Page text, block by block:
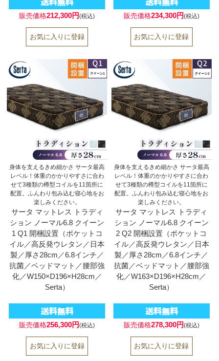
販売価格212,300円(税込) 販売価格234,300円(税込)
身体を支えるきめ細かさ サータ最高
レベル！体重のかかりやすさに合わ
せて3種類の樽型コイルを11箇所に
配置。ふんわり包み込む寝心地をお
楽しみください。
サータ マットレス トラディ
ション ノーマル6.8 クイーン
1 Q1 開梱設置（ポケットコ
イル／高反発ウレタン／日本
製／厚さ28cm／6.8インチ／
抗菌／ベッドマット／腰部強
化／W150×D196×H28cm／
Serta）
販売価格256,300円(税込)
身体を支えるきめ細かさ サータ最高
レベル！体重のかかりやすさに合わ
せて3種類の樽型コイルを11箇所に
配置。ふんわり包み込む寝心地をお
楽しみください。
サータ マットレス トラディ
ション ノーマル6.8 クイーン
2 Q2 開梱設置（ポケットコ
イル／高反発ウレタン／日本
製／厚さ28cm／6.8インチ／
抗菌／ベッドマット／腰部強
化／W163×D196×H28cm／
Serta）
販売価格278,300円(税込)